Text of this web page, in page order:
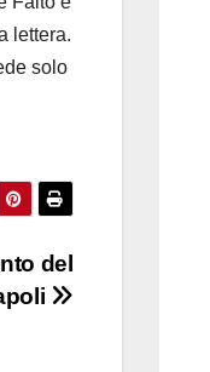
lettera.
solo
del